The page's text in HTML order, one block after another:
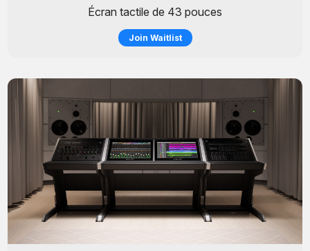
Écran tactile de 43 pouces
Join Waitlist